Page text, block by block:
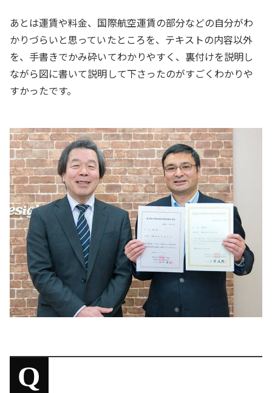
あとは運賃や料金、国際航空運賃の部分などの自分がわ
かりづらいと思っていたところを、テキストの内容以外
を、手書きでかみ砕いてわかりやすく、裏付けを説明し
ながら図に書いて説明して下さったのがすごくわかりや
すかったです。
Q